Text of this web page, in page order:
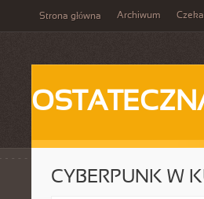
Strona główna Archiwum
CYBERPUNK W